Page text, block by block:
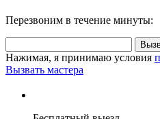
Перезвоним в течение минуты:
Нажимая, я принимаю условия
Вызвать мастера